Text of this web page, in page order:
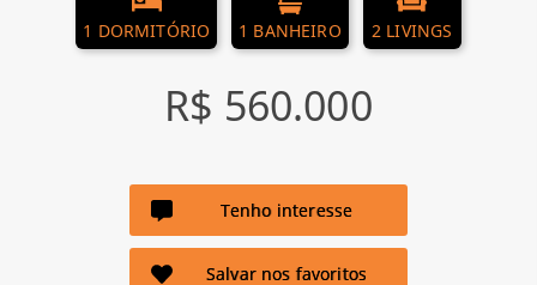
1 DORMITÓRIO 1 BANHEIRO 2 LIVINGS
R$ 560.000
Tenho interesse
Salvar nos favoritos